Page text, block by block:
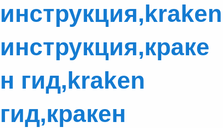
инструкция,kraken
инструкция,краке
н гид,kraken
гид,кракен